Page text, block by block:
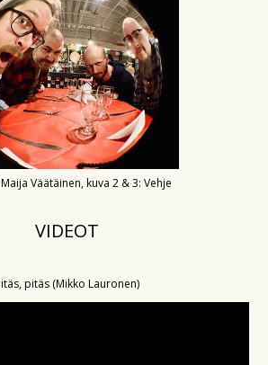
Väätäinen, kuva 2 & 3: Vehje
VIDEOT
pitäs (Mikko Lauronen)